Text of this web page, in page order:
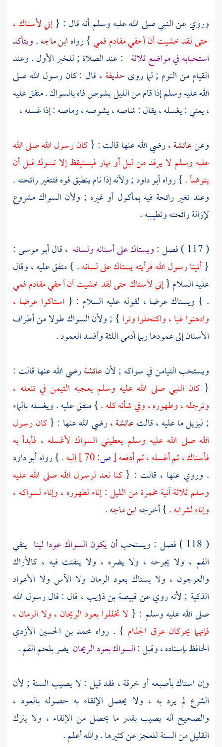
وروي عن النبي صلى الله عليه وسلم أنه قال : {إني لأستاك ،
حتى لقد خشيت أن أحفي مقادم فمي} رواهابن ماجه.ويتأكد
استحبابه في مواضع ثلاثة : عند الصلاة ; للخبر الأول . وعند
القيام من النوم ; لما روى حذيفة ، قال : كان رسول الله صلى
الله عليه وسلم إذا قام من الليل يشوص فاه بالسواك . متفق عليه
، يعني : يغسله ، يقال : شاصه ، يشوصه ، وماصه : إذا غسله ،
وعنعائشة ،رضي الله عنها قالت : {كان رسول الله صلى الله
عليه وسلم لا يرقد من ليل أو نهار فيستيقظ إلا تسوك قبل أن
يتوضأ .} رواهأبو داود ;ولأنه إذا نام ينطبق فوه فتتغير رائحته .
وعند تغير رائحة فيه بمأكول أو غيره ; ولأن السواك مشروع
لإزالة رائحته وتطييبه .
( 117 ) فصل :
ويستاك على أسنانه ولسانه ، قالأبو موسى :
{أتينا رسول الله فرأيته يستاك على لسانه . } متفق عليه ، وقال
عليه السلام {إني لأستاك حتى لقد خشيت أن أحفي مقادم فمي
. } ويستاك عرضا ، لقوله عليه السلام : { استاكوا عرضا ،
وادهنوا غبا ، واكتحلوا وترا } ; ولأن السواك طولا من أطراف
الأسنان إلى عمودها ربما أدمى اللثة وأفسد العمود .
ويستحب التيامن في سواكه ; لأنعائشةرضي الله عنها قالت :
{ كان النبي صلى الله عليه وسلم يعجبه التيمن في تنعله ،
وترجله ، وطهوره ، وفي شأنه كله .} متفق عليه . ويغسله بالماء
; ليزيل ما عليه ، قالتعائشة ،رضي الله عنها : {كان رسول
الله صلى الله عليه وسلم يعطيني السواك لأغسله ، فأبدأ به
فأستاك ، ثم أغسله ، ثم أدفعه[ص: إليه .} رواهأبو داود
. وروي عنها ، قالت : {كنا نعد لرسول الله صلى الله عليه
وسلم ثلاثة آنية مخمرة من الليل : إناء لطهوره ، وإناء لسواكه ،
وإناء لشرابه .} أخرجهابن ماجه.
( 118 ) فصل : ويستحب
أن يكون السواك عودا لينا ينقي
الفم ، ولا يجرحه ، ولا يضره ، ولا يتفتت فيه ، كالأراك
والعرجون ، ولا يستاك بعود الرمان ولا الآس ولا الأعواد
الذكية ; لأنه روي عنقبيصة بن ذؤيب، قال : قال رسول الله
صلى الله عليه وسلم : { لا تخللوا بعود الريحان ، ولا الرمان ،
فإنهما يحركان عرق الجذام } . رواه محمد بن الحسين الأزدي
الحافظ بإسناده ، وقيل :السواك بعود الريحان يضر بلحم الفم .
وإن استاك بأصبعه أو خرقة ، فقد قيل : لا يصيب السنة ; لأن
الشرع لم يرد به ، ولا يحصل الإنقاء به حصوله بالعود ،
والصحيح أنه يصيب بقدر ما يحصل من الإنقاء ، ولا يترك
القليل من السنة للعجز عن كثيرها . والله أعلم .